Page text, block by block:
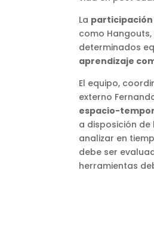
La
como
determinados
aprendizaje
El equipo,
externo
espacio-
a disposición
analizar en
debe ser
herramientas